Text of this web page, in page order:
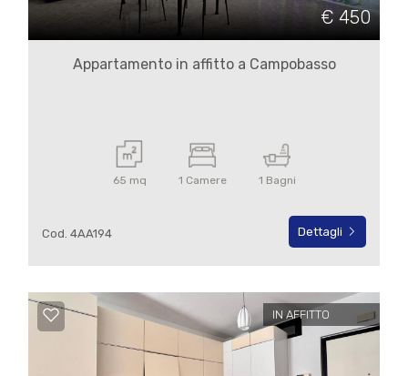
€ 450
Appartamento in affitto a Campobasso
65 mq 1 Camere 1 Bagni
Cod. 4AA194 Dettagli
IN AFFITTO
IL
NOSTRO
CONTATTI
Campobasso
multiscelta
Qualsiasi